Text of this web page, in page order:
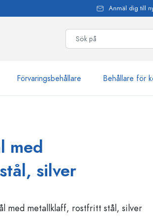
Anmäl dig till
Förvaringsbehållare Behållare för
märke
patentkork
Sprayflaskor
med
silver